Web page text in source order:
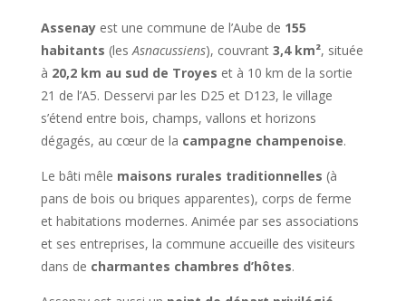
Assenayest une commune de l’Aube de 155
habitants (lesAsnacussiens), couvrant 3,4 km², située
à 20,2 km au sud de Troyes et à 10 km de la sortie
21 de l’A5. Desservi par les D25 et D123, le village
s’étend entre bois, champs, vallons et horizons
dégagés, au cœur de la campagne champenoise.
Le bâti mêle maisons rurales traditionnelles (à
pans de bois ou briques apparentes), corps de ferme
et habitations modernes. Animée par ses associations
et ses entreprises, la commune accueille des visiteurs
dans de charmantes chambres d’hôtes.